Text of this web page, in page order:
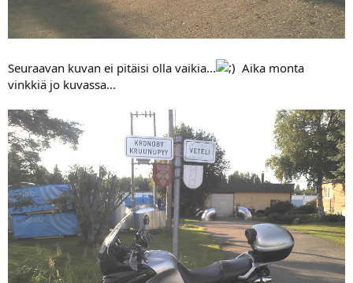
Seuraavan kuvan ei pitäisi olla vaikia...
Aika monta
vinkkiä jo kuvassa...